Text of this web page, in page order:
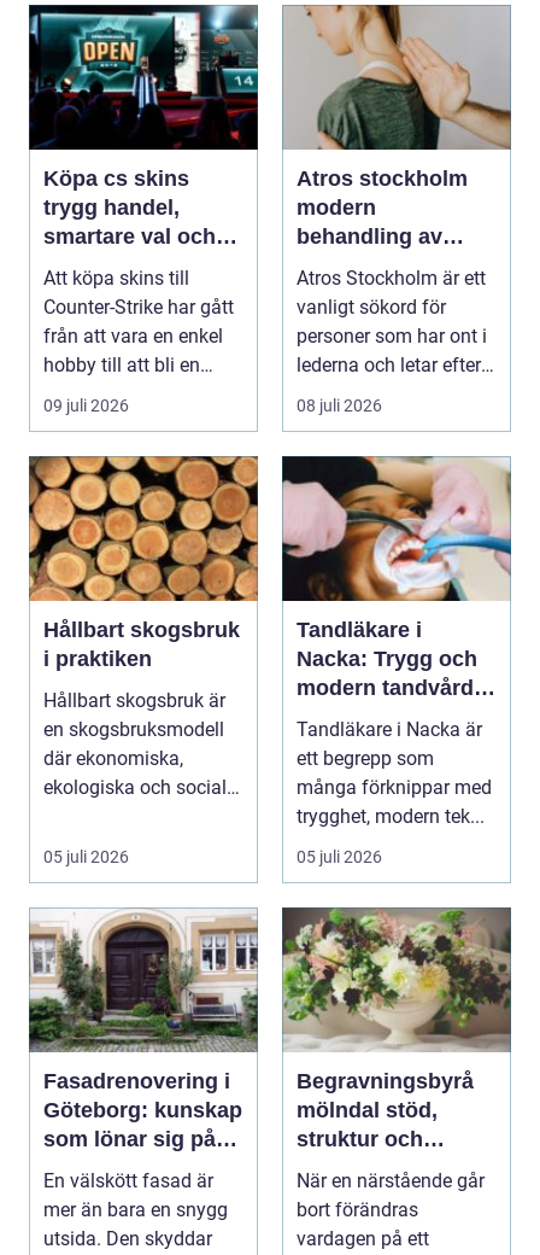
Köpa cs skins
trygg handel,
smartare val och
bättre affärer
Att köpa skins till
Counter-Strike har gått
från att vara en enkel
hobby till att bli en
egen liten ...
09 juli 2026
Atros stockholm
modern
behandling av
ledbesvär i
huvudstaden
Atros Stockholm är ett
vanligt sökord för
personer som har ont i
lederna och letar efter
hjälp i huv...
08 juli 2026
Hållbart skogsbruk
i praktiken
Hållbart skogsbruk är
en skogsbruksmodell
där ekonomiska,
ekologiska och sociala
...
05 juli 2026
Tandläkare i
Nacka: Trygg och
modern tandvård
nära dig
Tandläkare i Nacka är
ett begrepp som
många förknippar med
trygghet, modern tek...
05 juli 2026
Fasadrenovering i
Göteborg: kunskap
som lönar sig på
lång sikt
En välskött fasad är
mer än bara en snygg
utsida. Den skyddar
Begravningsbyrå
mölndal stöd,
struktur och
omsorg när livet
förändras
När en närstående går
bort förändras
vardagen på ett